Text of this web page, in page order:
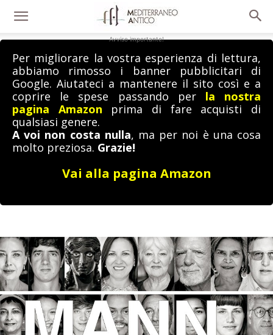
Avviso importante!
Per migliorare la vostra esperienza di lettura,
abbiamo rimosso i banner pubblicitari di
Google. Aiutateci a mantenere il sito così e a
coprire le spese passando per la nostra
pagina Amazon prima di fare acquisti di
qualsiasi genere.
A voi non costa nulla, ma per noi è una cosa
molto preziosa. Grazie!
Vai alla pagina Amazon